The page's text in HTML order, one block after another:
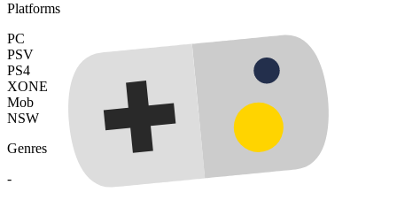
Platforms
PC
PSV
PS4
XONE
Mob
NSW
Genres
-